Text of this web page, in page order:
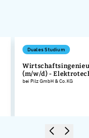
Duales Studium
(m/w/d) -
bei Pilz GmbH & Co.KG